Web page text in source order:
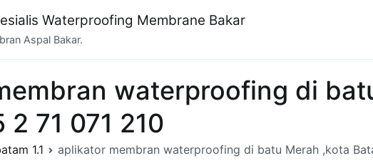
Waterproofing Membrane Bakar
Aspal Bakar.
waterproofing di
2 71 071 210
1.1 aplikator membran waterproofing di batu Merah ,kota